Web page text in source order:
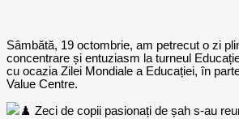
Sâmbătă, 19 octombrie, am petrecut o zi
concentrare și entuziasm la turneul
cu ocazia Zilei Mondiale a Educației, în
Value Centre.
Zeci de copii pasionați de șah s-au